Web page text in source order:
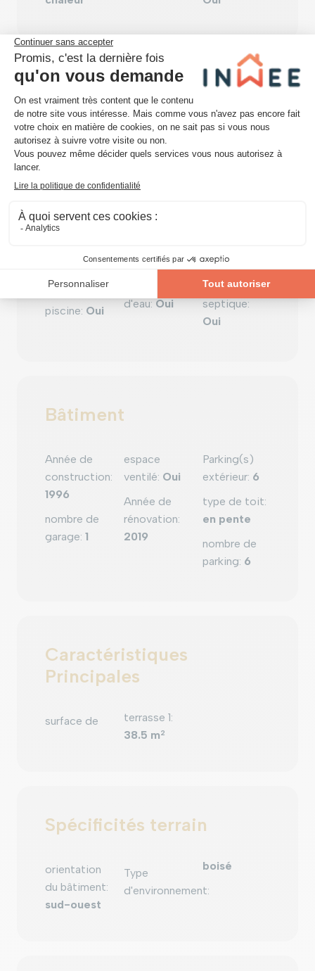
Équipements techniques
air conditionné:
Oui
atelier:Oui
piscine: Oui
d'eau: Oui
fosse
septique:
Oui
Bâtiment
Année de
construction:
1996
nombre de
garage: 1
espace
ventilé: Oui
Année de
rénovation:
2019
Parking(s)
extérieur: 6
type de toit:
en pente
nombre de
parking: 6
Caractéristiques
Principales
surface de terrasse 1:
38.5 m2
Spécificités terrain
orientation
du bâtiment:
sud-ouest
Type
d'environnement:
boisé